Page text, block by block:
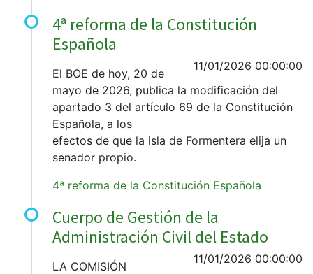
4ª reforma de la Constitución
Española
11/01/2026 00:00:00
El BOE de hoy, 20 de
mayo de 2026, publica la modificación del
apartado 3 del artículo 69 de la Constitución
Española, a los
efectos de que la isla de Formentera elija un
senador propio.
4ª reforma de la Constitución Española
Cuerpo de Gestión de la
Administración Civil del Estado
11/01/2026 00:00:00
LA COMISIÓN